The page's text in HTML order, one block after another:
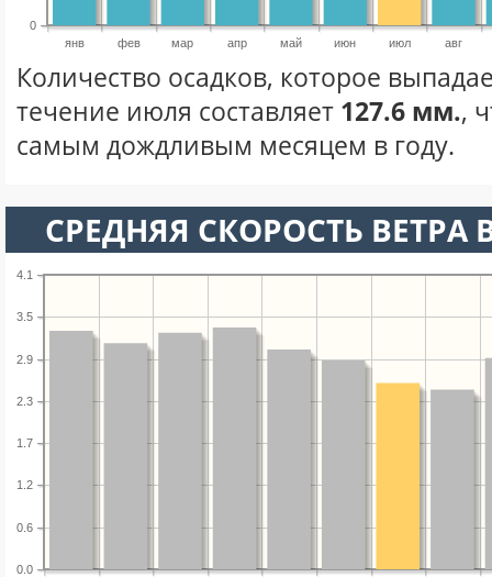
янв фев мар апр май июн июл авг
0
Количество осадков, которое
течение июля составляет 127.6 мм.,
самым дождливым месяцем в году.
СРЕДНЯЯ СКОРОСТЬ
0.0
0.6
1.2
1.7
2.3
2.9
3.5
4.1